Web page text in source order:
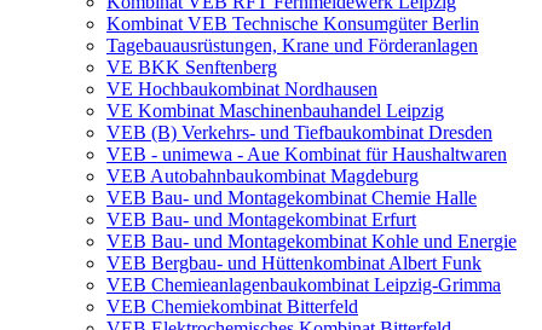
Kombinat VEB Technische Konsumgüter Berlin
Tagebauausrüstungen, Krane und Förderanlagen
VE BKK Senftenberg
VE Hochbaukombinat Nordhausen
VE Kombinat Maschinenbauhandel Leipzig
VEB (B) Verkehrs- und Tiefbaukombinat Dresden
VEB - unimewa - Aue Kombinat für Haushaltwaren
VEB Autobahnbaukombinat Magdeburg
VEB Bau- und Montagekombinat Chemie Halle
VEB Bau- und Montagekombinat Erfurt
VEB Bau- und Montagekombinat Kohle und Energie
VEB Bergbau- und Hüttenkombinat Albert Funk
VEB Chemieanlagenbaukombinat Leipzig-Grimma
VEB Chemiekombinat Bitterfeld